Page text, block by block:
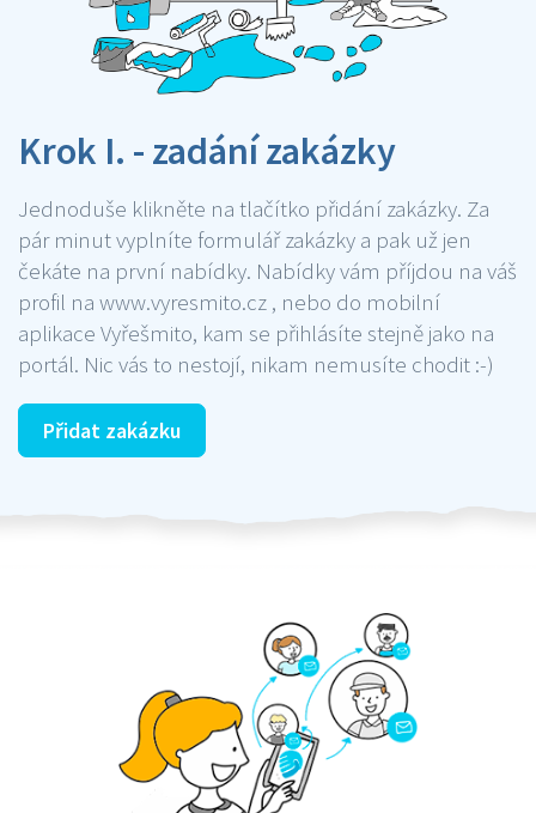
Krok I. - zadání zakázky
Jednoduše klikněte na tlačítko přidání zakázky. Za
pár minut vyplníte formulář zakázky a pak už jen
čekáte na první nabídky. Nabídky vám příjdou na váš
profil na www.vyresmito.cz , nebo do mobilní
aplikace Vyřešmito, kam se přihlásíte stejně jako na
portál. Nic vás to nestojí, nikam nemusíte chodit :-)
Přidat zakázku